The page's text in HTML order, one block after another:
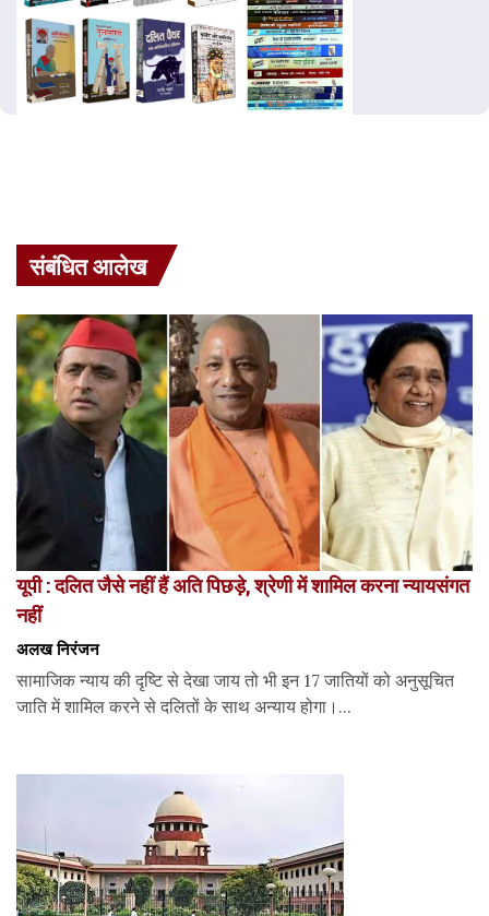
संबंधित आलेख
यूपी : दलित जैसे नहीं हैं अति पिछड़े, श्रेणी में शामिल करना न्यायसंगत
नहीं
अलख निरंजन
सामाजिक न्याय की दृष्टि से देखा जाय तो भी इन 17 जातियों को अनुसूचित
जाति में शामिल करने से दलितों के साथ अन्याय होगा।...